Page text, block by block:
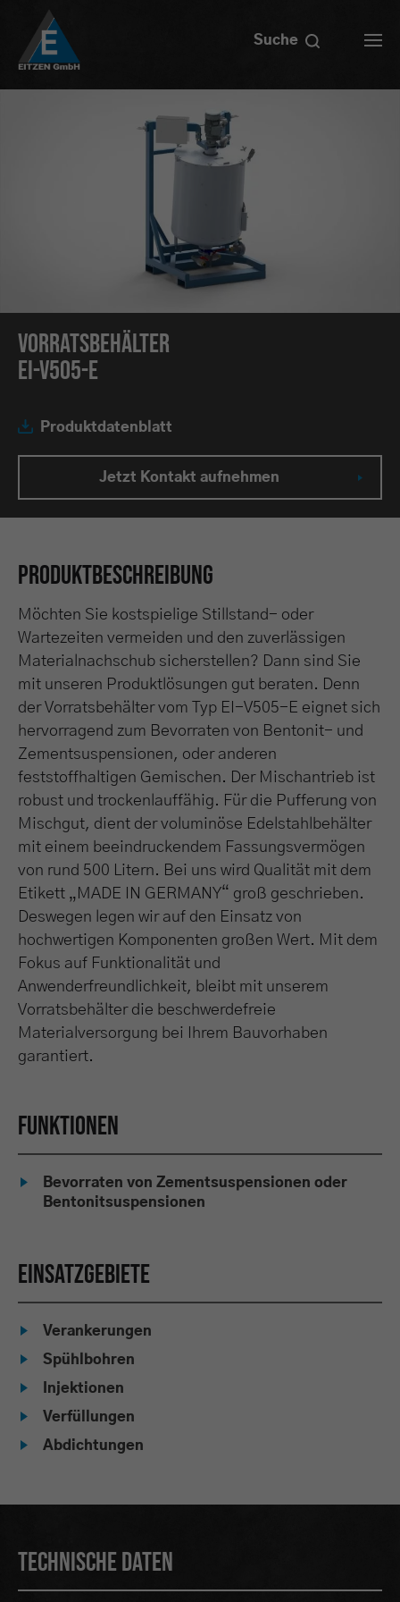
Suche
Vorratsbehälter
EI-V505-E
Produktdatenblatt
Jetzt Kontakt aufnehmen
Produktbeschreibung
Möchten Sie kostspielige Stillstand- oder
Wartezeiten vermeiden und den zuverlässigen
Materialnachschub sicherstellen? Dann sind Sie
mit unseren Produktlösungen gut beraten. Denn
der Vorratsbehälter vom Typ EI-V505-E eignet sich
hervorragend zum Bevorraten von Bentonit- und
Zementsuspensionen, oder anderen
feststoffhaltigen Gemischen. Der Mischantrieb ist
robust und trockenlauffähig. Für die Pufferung von
Mischgut, dient der voluminöse Edelstahlbehälter
mit einem beeindruckendem Fassungsvermögen
von rund 500 Litern. Bei uns wird Qualität mit dem
Etikett „MADE IN GERMANY“ groß geschrieben.
Deswegen legen wir auf den Einsatz von
hochwertigen Komponenten großen Wert. Mit dem
Fokus auf Funktionalität und
Anwenderfreundlichkeit, bleibt mit unserem
Vorratsbehälter die beschwerdefreie
Materialversorgung bei Ihrem Bauvorhaben
garantiert.
Funktionen
Bevorraten von Zementsuspensionen oder
Bentonitsuspensionen
Einsatzgebiete
Verankerungen
Spühlbohren
Injektionen
Verfüllungen
Abdichtungen
Technische Daten